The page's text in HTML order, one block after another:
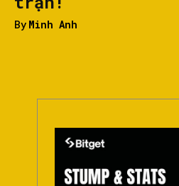
By Minh Anh